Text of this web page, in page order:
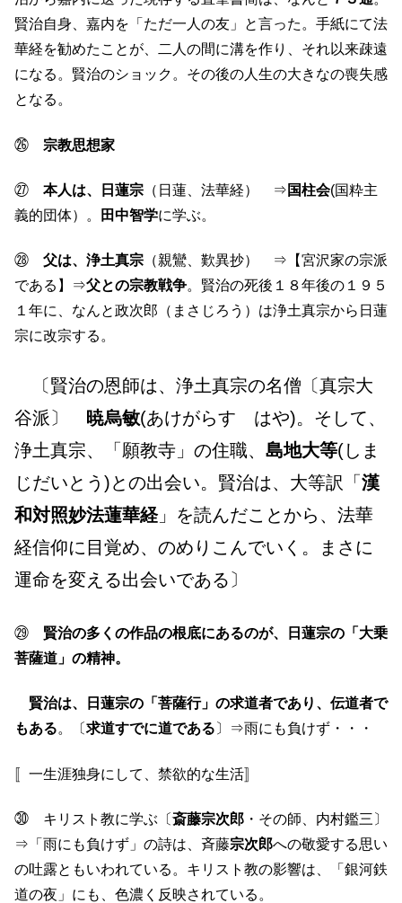
賢治自身、嘉内を「ただ一人の友」と言った。手紙にて法
華経を勧めたことが、二人の間に溝を作り、それ以来疎遠
になる。賢治のショック。その後の人生の大きなの喪失感
となる。
㉖ 宗教思想家
㉗ 本人は、日蓮宗 （日蓮、法華経） ⇒ 国柱会(国粋主
義的団体）。
田中智学に学ぶ。
㉘ 父は、浄土真宗 （親鸞、歎異抄） ⇒【宮沢家の宗派
である】⇒父との宗教戦争。賢治の死後１８年後の１９５
１年に、なんと政次郎（まさじろう）は浄土真宗から日蓮
宗に改宗する。
〔賢治の恩師は、浄土真宗の名僧〔真宗大
谷派〕
暁烏敏(あけがらす はや)。そして、
浄土真宗、「願教寺」の住職、 島地大等(しま
じだいとう)との出会い。賢治は、大等訳「 漢
和対照妙法蓮華経」を読んだことから、法華
経信仰に目覚め、のめりこんでいく。まさに
運命を変える出会いである〕
㉙ 賢治の多くの作品の根底にあるのが、日蓮宗の「大乗
菩薩道」の精神。
賢治は、日蓮宗の「菩薩行」の求道者であり、伝道者で
もある。〔求道すでに道である 〕⇒雨にも負けず・・・
〚一生涯独身にして、禁欲的な生活〛
㉚ キリスト教に学ぶ〔斎藤宗次郎 ・その師、内村鑑三〕
⇒「雨にも負けず」の詩は、斉藤宗次郎への敬愛する思い
の吐露ともいわれている。キリスト教の影響は、「銀河鉄
道の夜」にも、色濃く反映されている。